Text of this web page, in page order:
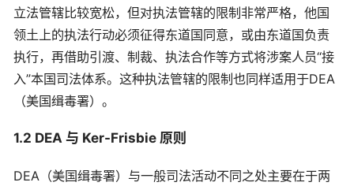
立法管辖比较宽松，但对执法管辖的限制非常严格，他国
领土上的执法行动必须征得东道国同意，或由东道国负责
执行，再借助引渡、制裁、执法合作等方式将涉案人员“接
入”本国司法体系。这种执法管辖的限制也同样适用于DEA
（美国缉毒署）。
1.2 DEA 与 Ker-Frisbie 原则
DEA（美国缉毒署）与一般司法活动不同之处主要在于两